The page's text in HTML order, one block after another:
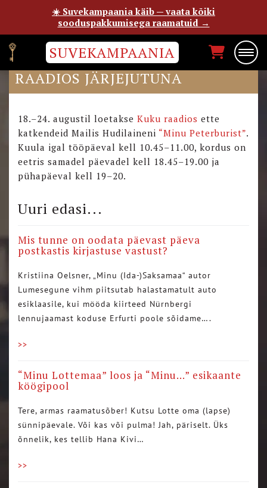
SUVEKAMPAANIA
“MINU PETERBURI” KUKU
RAADIOS JÄRJEJUTUNA
18.–24. augustil loetakse Kuku raadios ette
katkendeid Mailis Hudilaineni “Minu Peterburist”.
Kuula igal tööpäeval kell 10.45–11.00, kordus on
eetris samadel päevadel kell 18.45–19.00 ja
pühapäeval kell 19–20.
Uuri edasi...
Mis tunne on oodata päevast päeva
postkastis kirjastuse vastust?
Kristiina Oelsner, „Minu (Ida-)Saksamaa“ autor
Lumesegune vihm piitsutab halastamatult auto
esiklaasile, kui mööda kiirteed Nürnbergi
lennujaamast koduse Erfurti poole sõidame….
>>
“Minu Lottemaa” loos ja “Minu…” esikaante
köögipool
Tere, armas raamatusõber! Kutsu Lotte oma (lapse)
sünnipäevale. Või kas või pulma! Jah, päriselt. Üks
õnnelik, kes tellib Hana Kivi…
>>
☀️ Suvekampaania käib — vaata kõiki
sooduspakkumisega raamatuid →